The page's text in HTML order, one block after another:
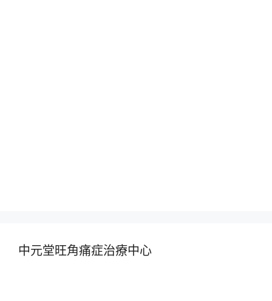
中元堂旺角痛症治療中心